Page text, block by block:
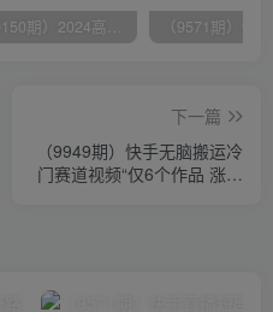
（10150期）2024高考项目野路子玩法，无限裂变，最高一天1W＋！
下一篇
（9949期）快手无脑搬运冷
门赛道视频“仅6个作品 涨粉